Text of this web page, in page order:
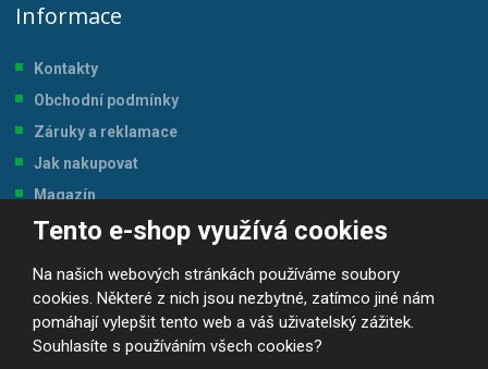
Tento e-shop využívá cookies
Na našich webových stránkách používáme soubory
cookies. Některé z nich jsou nezbytné, zatímco jiné nám
pomáhají vylepšit tento web a váš uživatelský zážitek.
Souhlasíte s používáním všech cookies?
Informace
Kontakty
Obchodní podmínky
Záruky a reklamace
Jak nakupovat
Magazín
Tabulka velikostí
© 2026, JP-SPORT.CZ SPORTOVNÍ POTŘEBY